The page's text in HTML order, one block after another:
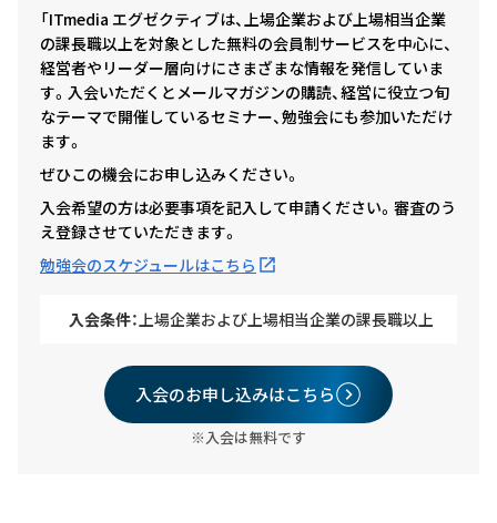
「ITmedia エグゼクティブは、上場企業および上場相当企業
の課長職以上を対象とした無料の会員制サービスを中心に、
経営者やリーダー層向けにさまざまな情報を発信していま
す。入会いただくとメールマガジンの購読、経営に役立つ旬
なテーマで開催しているセミナー、勉強会にも参加いただけ
ます。
ぜひこの機会にお申し込みください。
入会希望の方は必要事項を記入して申請ください。審査のう
え登録させていただきます。
勉強会のスケジュールはこちら
入会条件： 上場企業および上場相当企業の課長職以上
入会のお申し込みはこちら
※入会は無料です